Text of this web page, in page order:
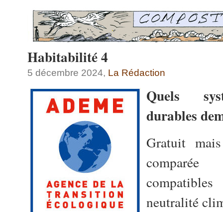
Habitabilité 4
5 décembre 2024, La Rédaction
Quels
durables
Gratuit
neutralité